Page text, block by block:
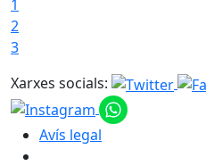
1
2
3
Xarxes socials:
Avís legal